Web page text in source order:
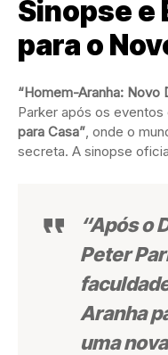
Sinopse e
para o
“Homem-Aranha: Novo
Parker após os eventos
para Casa”, onde o
secreta. A sinopse
“Após o
Peter
Aranha
uma